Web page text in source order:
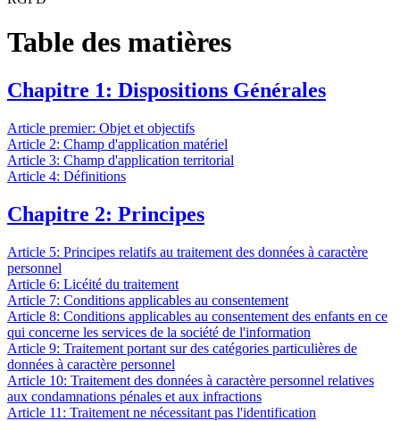
Table des matières
Chapitre 1: Dispositions Générales
Article premier: Objet et objectifs
Article 2: Champ d'application matériel
Article 3: Champ d'application territorial
Article 4: Définitions
Chapitre 2: Principes
Article 5: Principes relatifs au traitement des données à caractère
personnel
Article 6: Licéité du traitement
Article 7: Conditions applicables au consentement
Article 8: Conditions applicables au consentement des enfants en ce
qui concerne les services de la société de l'information
Article 9: Traitement portant sur des catégories particulières de
données à caractère personnel
Article 10: Traitement des données à caractère personnel relatives
aux condamnations pénales et aux infractions
Article 11: Traitement ne nécessitant pas l'identification